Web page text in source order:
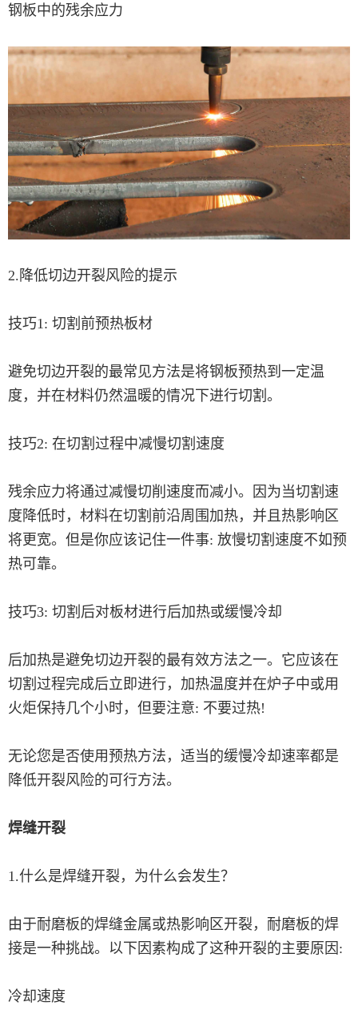
钢板中的残余应力
2.降低切边开裂风险的提示
技巧1: 切割前预热板材
避免切边开裂的最常见方法是将钢板预热到一定温
度，并在材料仍然温暖的情况下进行切割。
技巧2: 在切割过程中减慢切割速度
残余应力将通过减慢切削速度而减小。因为当切割速
度降低时，材料在切割前沿周围加热，并且热影响区
将更宽。但是你应该记住一件事: 放慢切割速度不如预
热可靠。
技巧3: 切割后对板材进行后加热或缓慢冷却
后加热是避免切边开裂的最有效方法之一。它应该在
切割过程完成后立即进行，加热温度并在炉子中或用
火炬保持几个小时，但要注意: 不要过热!
无论您是否使用预热方法，适当的缓慢冷却速率都是
降低开裂风险的可行方法。
焊缝开裂
1.什么是焊缝开裂，为什么会发生？
由于耐磨板的焊缝金属或热影响区开裂，耐磨板的焊
接是一种挑战。以下因素构成了这种开裂的主要原因:
冷却速度